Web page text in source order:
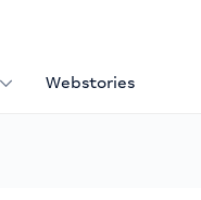
Webstories